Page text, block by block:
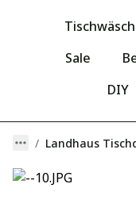
Sale
DIY
Landhaus